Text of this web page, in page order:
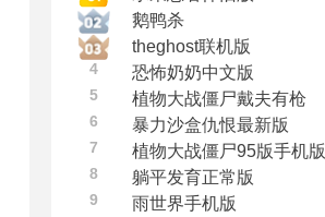
鹅鸭杀
theghost联机版
4
恐怖奶奶中文版
5
植物大战僵尸戴夫有枪
6
暴力沙盒仇恨最新版
7
植物大战僵尸95版手机版
8
躺平发育正常版
9
雨世界手机版